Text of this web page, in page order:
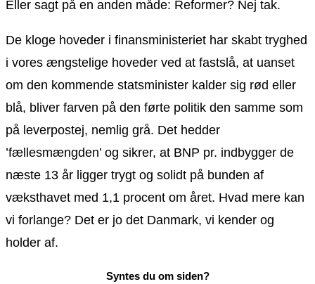
Eller sagt på en anden måde: Reformer? Nej tak.
De kloge hoveder i finansministeriet har skabt tryghed
i vores ængstelige hoveder ved at fastslå, at uanset
om den kommende statsminister kalder sig rød eller
blå, bliver farven på den førte politik den samme som
på leverpostej, nemlig grå. Det hedder
’fællesmængden’ og sikrer, at BNP pr. indbygger de
næste 13 år ligger trygt og solidt på bunden af
væksthavet med 1,1 procent om året. Hvad mere kan
vi forlange? Det er jo det Danmark, vi kender og
holder af.